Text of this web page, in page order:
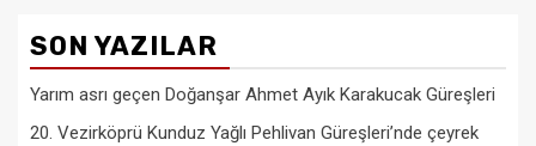
SON YAZILAR
Yarım asrı geçen Doğanşar Ahmet Ayık Karakucak Güreşleri
20. Vezirköprü Kunduz Yağlı Pehlivan Güreşleri’nde çeyrek